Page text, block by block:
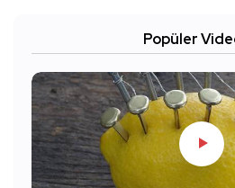
Popüler